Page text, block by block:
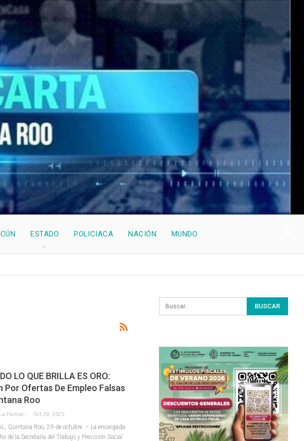
ESTADO POLICIACA NACIÓN MUNDO
LO QUE BRILLA ES ORO:
Por Ofertas De Empleo Falsas
Roo
Oct 29, 2025
Quintana Roo, 29 de octubre. – La encargada
de la Secretaría del Trabajo y Previsión Social